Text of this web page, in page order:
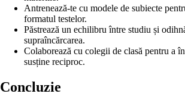
Antrenează-te cu modele de subiecte
formatul testelor.
Păstrează un echilibru între studiu și
supraîncărcarea.
Colaborează cu colegii de clasă pentru a
susține reciproc.
Concluzie